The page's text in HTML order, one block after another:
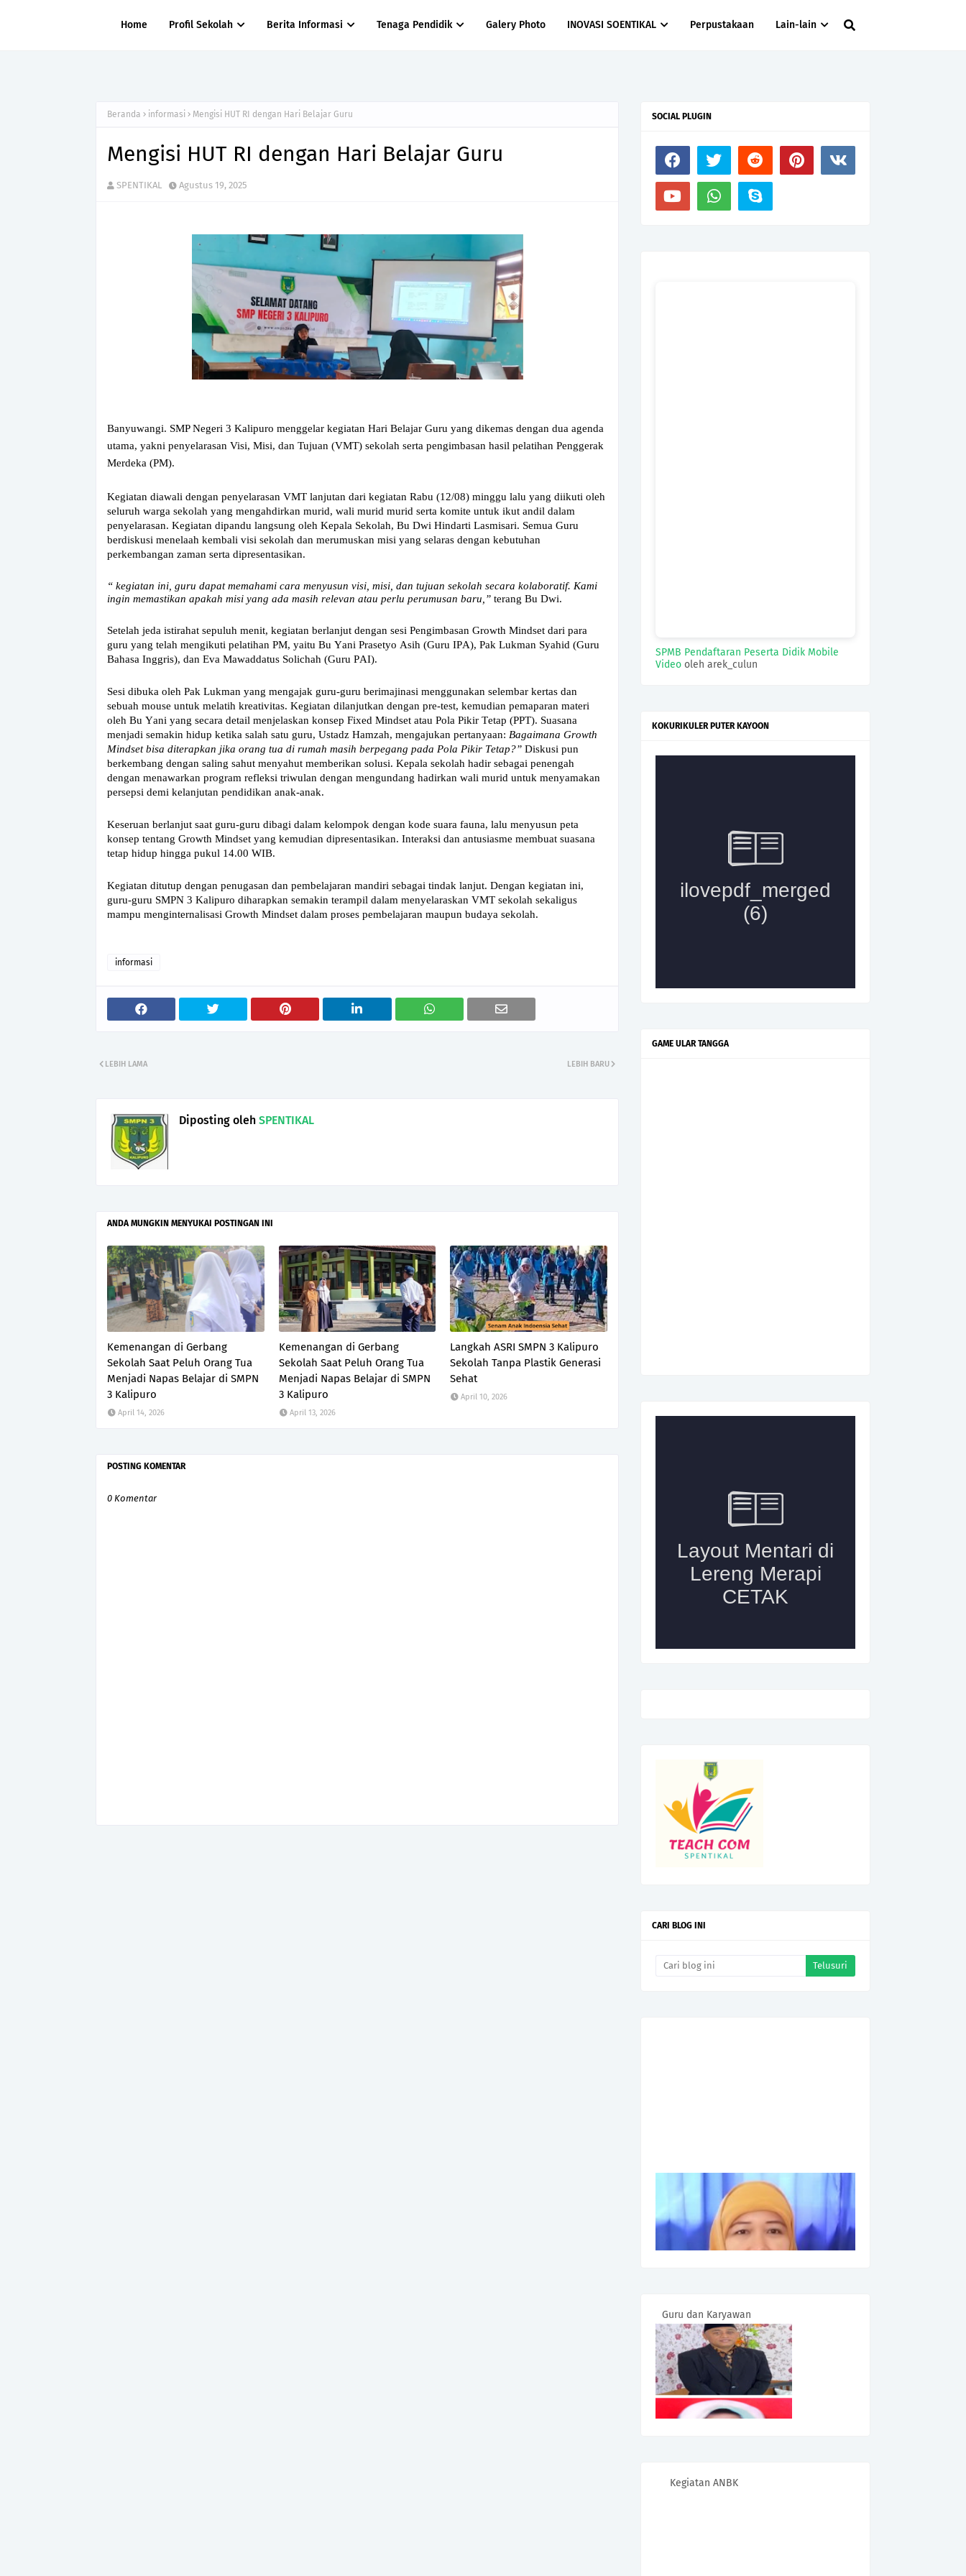
Home Profil Sekolah Berita Informasi Tenaga Pendidik Galery Photo INOVASI SOENTIKAL Perpustakaan Lain-lain
Beranda informasi Mengisi HUT RI dengan Hari Belajar Guru
Mengisi HUT RI dengan Hari Belajar Guru
SPENTIKAL Agustus 19, 2025
Banyuwangi. SMP Negeri 3 Kalipuro menggelar kegiatan Hari Belajar Guru yang dikemas dengan dua agenda
utama, yakni penyelarasan Visi, Misi, dan Tujuan (VMT) sekolah serta pengimbasan hasil pelatihan Penggerak
Merdeka (PM).
Kegiatan diawali dengan penyelarasan VMT lanjutan dari kegiatan Rabu (12/08) minggu lalu yang diikuti oleh
seluruh warga sekolah yang mengahdirkan murid, wali murid murid serta komite untuk ikut andil dalam
penyelarasan. Kegiatan dipandu langsung oleh Kepala Sekolah, Bu Dwi Hindarti Lasmisari. Semua Guru
berdiskusi menelaah kembali visi sekolah dan merumuskan misi yang selaras dengan kebutuhan
perkembangan zaman serta dipresentasikan.
“ kegiatan ini, guru dapat memahami cara menyusun visi, misi, dan tujuan sekolah secara kolaboratif. Kami
ingin memastikan apakah misi yang ada masih relevan atau perlu perumusan baru,” terang Bu Dwi.
Setelah jeda istirahat sepuluh menit, kegiatan berlanjut dengan sesi Pengimbasan Growth Mindset dari para
guru yang telah mengikuti pelatihan PM, yaitu Bu Yani Prasetyo Asih (Guru IPA), Pak Lukman Syahid (Guru
Bahasa Inggris), dan Eva Mawaddatus Solichah (Guru PAI).
Sesi dibuka oleh Pak Lukman yang mengajak guru-guru berimajinasi menggunakan selembar kertas dan
sebuah mouse untuk melatih kreativitas. Kegiatan dilanjutkan dengan pre-test, kemudian pemaparan materi
oleh Bu Yani yang secara detail menjelaskan konsep Fixed Mindset atau Pola Pikir Tetap (PPT). Suasana
menjadi semakin hidup ketika salah satu guru, Ustadz Hamzah, mengajukan pertanyaan: Bagaimana Growth
Mindset bisa diterapkan jika orang tua di rumah masih berpegang pada Pola Pikir Tetap?” Diskusi pun
berkembang dengan saling sahut menyahut memberikan solusi. Kepala sekolah hadir sebagai penengah
dengan menawarkan program refleksi triwulan dengan mengundang hadirkan wali murid untuk menyamakan
persepsi demi kelanjutan pendidikan anak-anak.
Keseruan berlanjut saat guru-guru dibagi dalam kelompok dengan kode suara fauna, lalu menyusun peta
konsep tentang Growth Mindset yang kemudian dipresentasikan. Interaksi dan antusiasme membuat suasana
tetap hidup hingga pukul 14.00 WIB.
Kegiatan ditutup dengan penugasan dan pembelajaran mandiri sebagai tindak lanjut. Dengan kegiatan ini,
guru-guru SMPN 3 Kalipuro diharapkan semakin terampil dalam menyelaraskan VMT sekolah sekaligus
mampu menginternalisasi Growth Mindset dalam proses pembelajaran maupun budaya sekolah.
informasi
LEBIH BARU
LEBIH LAMA
Diposting oleh SPENTIKAL
ANDA MUNGKIN MENYUKAI POSTINGAN INI
Kemenangan di Gerbang
Sekolah Saat Peluh Orang Tua
Menjadi Napas Belajar di SMPN
3 Kalipuro
April 14, 2026
Kemenangan di Gerbang
Sekolah Saat Peluh Orang Tua
Menjadi Napas Belajar di SMPN
3 Kalipuro
April 13, 2026
Langkah ASRI SMPN 3 Kalipuro
Sekolah Tanpa Plastik Generasi
Sehat
April 10, 2026
POSTING KOMENTAR
0 Komentar
SOCIAL PLUGIN
SPMB Pendaftaran Peserta Didik Mobile
Video oleh arek_culun
KOKURIKULER PUTER KAYOON
GAME ULAR TANGGA
CARI BLOG INI
Guru dan Karyawan
Kegiatan ANBK